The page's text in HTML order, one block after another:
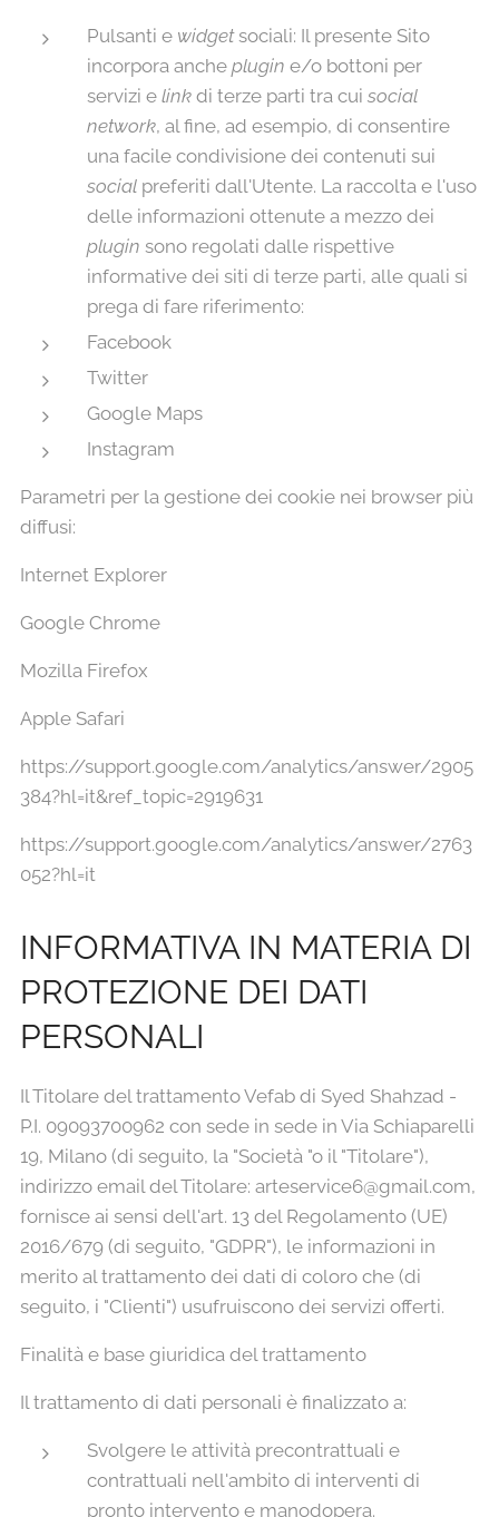
Pulsanti e widgetsociali: Il presente Sito
incorpora anche plugin e/o bottoni per
servizi e link di terze parti tra cui social
network, al fine, ad esempio, di consentire
una facile condivisione dei contenuti sui
social preferiti dall'Utente. La raccolta e l'uso
delle informazioni ottenute a mezzo dei
plugin sono regolati dalle rispettive
informative dei siti di terze parti, alle quali si
prega di fare riferimento:
Facebook
Twitter
Google Maps
Instagram
Parametri per la gestione dei cookie nei browser più
diffusi:
Internet Explorer
Google Chrome
Mozilla Firefox
Apple Safari
https://support.google.com/analytics/answer/2905
384?hl=it&ref_topic=2919631
https://support.google.com/analytics/answer/2763
052?hl=it
INFORMATIVA IN MATERIA DI
PROTEZIONE DEI DATI
PERSONALI
Il Titolare del trattamento Vefab di Syed Shahzad -
P.I. 09093700962 con sede in sede in Via Schiaparelli
19, Milano (di seguito, la "Società "o il "Titolare"),
indirizzo email del Titolare: arteservice6@gmail.com,
fornisce ai sensi dell'art. 13 del Regolamento (UE)
2016/679 (di seguito, "GDPR"), le informazioni in
merito al trattamento dei dati di coloro che (di
seguito, i "Clienti") usufruiscono dei servizi offerti.
Finalità e base giuridica del trattamento
Il trattamento di dati personali è finalizzato a:
Svolgere le attività precontrattuali e
contrattuali nell'ambito di interventi di
pronto intervento e manodopera.